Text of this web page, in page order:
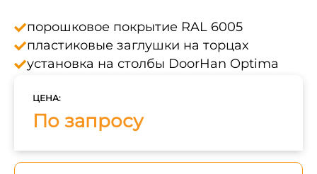
порошковое покрытие RAL 6005
пластиковые заглушки на торцах
установка на столбы DoorHan Optima
ЦЕНА:
По запросу